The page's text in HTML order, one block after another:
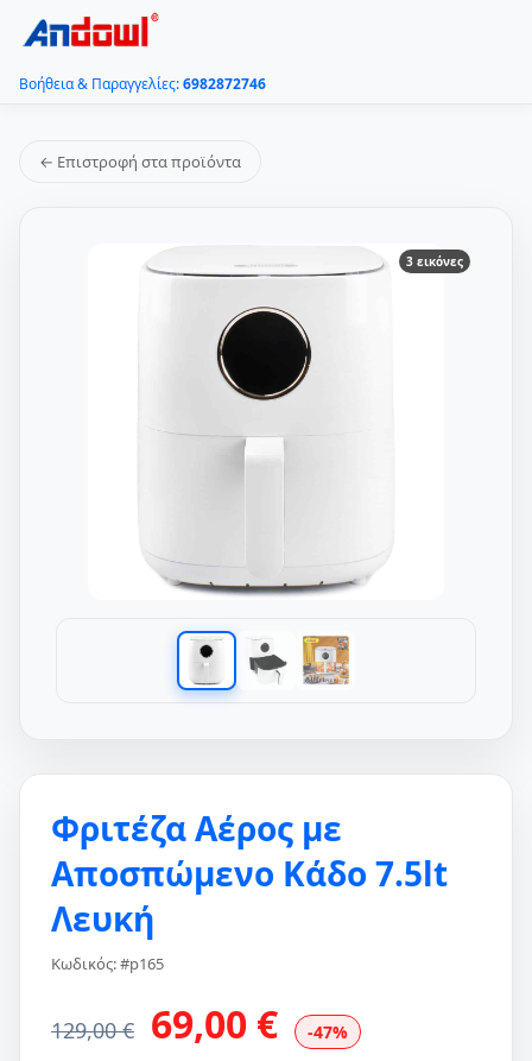
Βοήθεια & Παραγγελίες:6982872746
← Επιστροφή στα προϊόντα
3 εικόνες
Φριτέζα Αέρος με
Αποσπώμενο Κάδο 7.5lt
Λευκή
Κωδικός: #p165
129,00 € 69,00 € -47%